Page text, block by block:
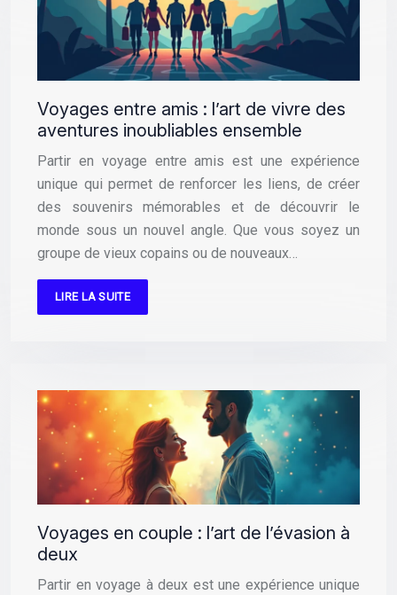
Voyages entre amis : l’art de vivre des
aventures inoubliables ensemble
Partir en voyage entre amis est une expérience
unique qui permet de renforcer les liens, de créer
des souvenirs mémorables et de découvrir le
monde sous un nouvel angle. Que vous soyez un
groupe de vieux copains ou de nouveaux…
LIRE LA SUITE
Voyages en couple : l’art de l’évasion à
deux
Partir en voyage à deux est une expérience unique